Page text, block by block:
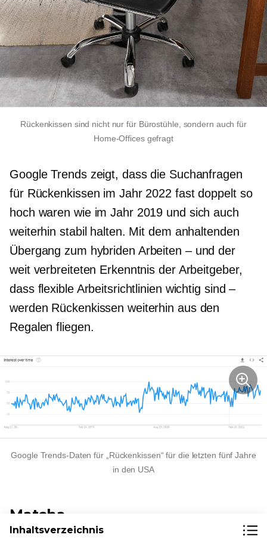
Rückenkissen sind nicht nur für Bürostühle, sondern auch für
Home-Offices gefragt
Google Trends zeigt, dass die Suchanfragen
für Rückenkissen im Jahr 2022 fast doppelt so
hoch waren wie im Jahr 2019 und sich auch
weiterhin stabil halten. Mit dem anhaltenden
Übergang zum hybriden Arbeiten – und der
weit verbreiteten Erkenntnis der Arbeitgeber,
dass flexible Arbeitsrichtlinien wichtig sind –
werden Rückenkissen weiterhin aus den
Regalen fliegen.
Google Trends-Daten für „Rückenkissen“ für die letzten fünf Jahre
in den USA
Matcha
Inhaltsverzeichnis